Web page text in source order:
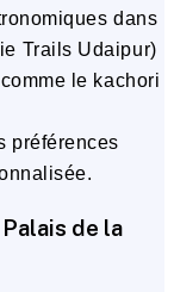
dans
Trails Udaipur)
le kachori
préférences
de la